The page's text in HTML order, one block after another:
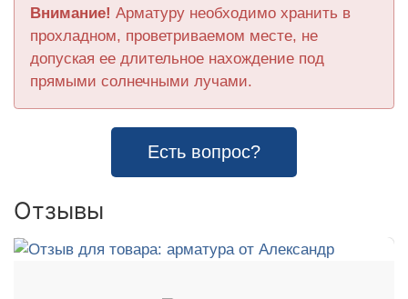
Внимание! Арматуру необходимо хранить в
прохладном, проветриваемом месте, не
допуская ее длительное нахождение под
прямыми солнечными лучами.
Есть вопрос?
Отзывы